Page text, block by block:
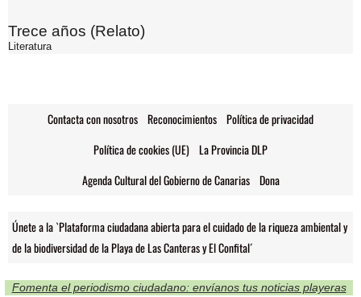
Trece años (Relato)
Literatura
Contacta con nosotros Reconocimientos Política de privacidad
Política de cookies (UE) La Provincia DLP
Agenda Cultural del Gobierno de Canarias Dona
Únete a la `Plataforma ciudadana abierta para el cuidado de la riqueza ambiental y
de la biodiversidad de la Playa de Las Canteras y El Confital´
Fomenta el periodismo ciudadano: envíanos tus noticias playeras